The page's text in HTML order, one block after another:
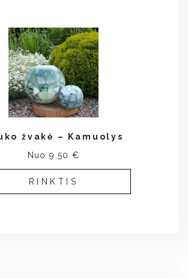
žvakė – Kamuolys
Nuo 9.50 €
RINKTIS